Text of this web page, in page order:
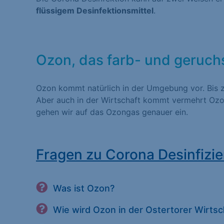
flüssigem Desinfektionsmittel.
Ozon, das farb- und
Ozon kommt natürlich in der Umgebung vor.
Aber auch in der Wirtschaft kommt vermehrt
gehen wir auf das Ozongas genauer ein.
Fragen zu Corona
Was ist Ozon?
Wie wird Ozon in der Ostertorer
Statistik Cookies
Website nutzen.
Besucher unsere
Marketing (1)
Marketing-Cookies
Inhalte von